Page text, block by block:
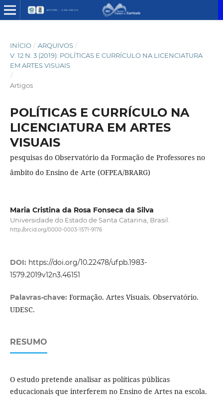
INÍCIO / ARQUIVOS /
V. 12 N. 3 (2019): POLÍTICAS E CURRÍCULO NA LICENCIATURA
EM ARTES VISUAIS
/
Artigos
POLÍTICAS E CURRÍCULO NA
LICENCIATURA EM ARTES
VISUAIS
pesquisas do Observatório da Formação de Professores no
âmbito do Ensino de Arte (OFPEA/BRARG)
Maria Cristina da Rosa Fonseca da Silva
Universidade do Estado de Santa Catarina, Brasil.
http://orcid.org/0000-0003-1571-9176
DOI: https://doi.org/10.22478/ufpb.1983-
1579.2019v12n3.46151
Palavras-chave: Formação. Artes Visuais. Observatório.
UDESC.
RESUMO
O estudo pretende analisar as políticas públicas
educacionais que interferem no Ensino de Artes na escola.